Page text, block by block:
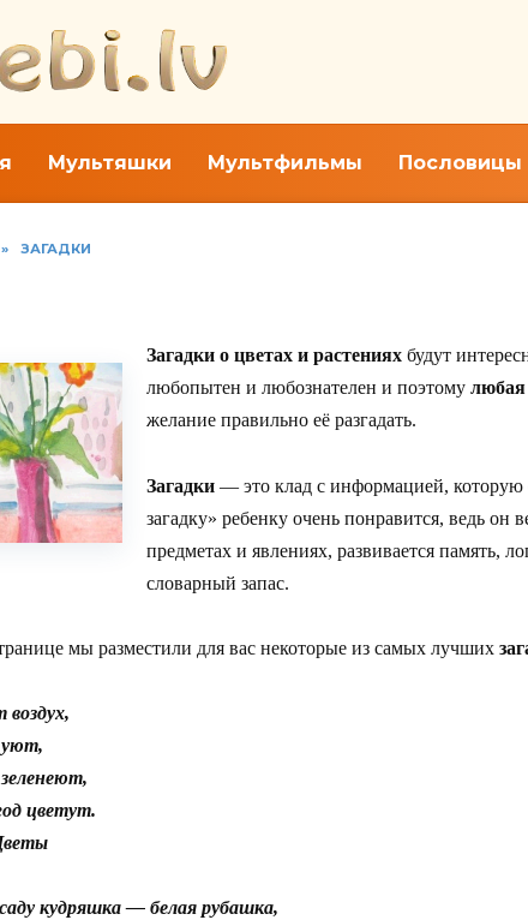
Мультяшки Мультфильмы Пословицы
» ЗАГАДКИ
Загадки о цветах и растениях будут
любопытен и любознателен и поэтому любая
желание правильно её разгадать.
Загадки — это клад с информацией, которую
загадку» ребенку очень понравится, ведь
предметах и явлениях, развивается память,
словарный запас.
мы разместили для вас некоторые из самых лучших
цветут.
кудряшка — белая рубашка,